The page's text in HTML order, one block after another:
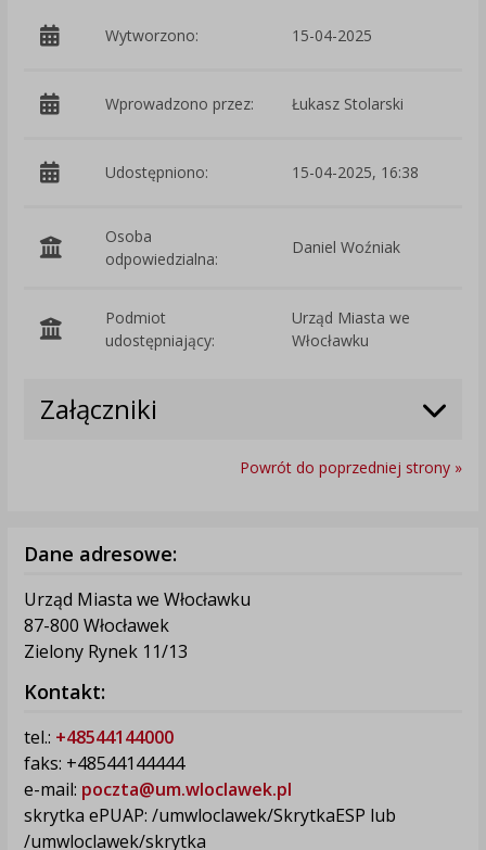
Wytworzono: 15-04-2025
Wprowadzono przez: Łukasz Stolarski
Udostępniono: 15-04-2025, 16:38
Osoba
odpowiedzialna:
Daniel Woźniak
Podmiot
udostępniający:
Urząd Miasta we
Włocławku
Załączniki
Powrót do poprzedniej strony »
Dane adresowe:
Urząd Miasta we Włocławku
87-800 Włocławek
Zielony Rynek 11/13
Kontakt:
tel.: +48544144000
faks: +48544144444
e-mail: poczta@um.wloclawek.pl
skrytka ePUAP: /umwloclawek/SkrytkaESP lub
/umwloclawek/skrytka